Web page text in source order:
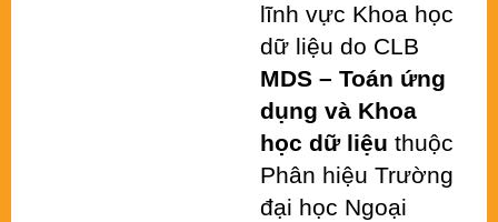
lĩnh vực Khoa học
MDS – Toán ứng
dụng và Khoa
học dữ liệu thuộc
Phân hiệu Trường
đại học Ngoại